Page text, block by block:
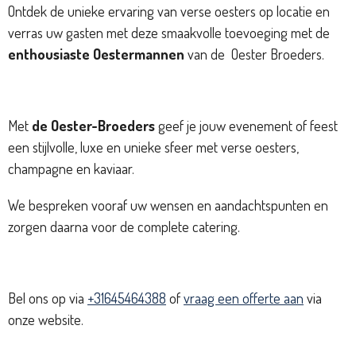
Ontdek de unieke ervaring van verse oesters op locatie en
verras uw gasten met deze smaakvolle toevoeging met de
enthousiaste Oestermannen van de Oester Broeders.
Met de Oester-Broedersgeef je jouw evenement of feest
een stijlvolle, luxe en unieke sfeer met verse oesters,
champagne en kaviaar.
We bespreken vooraf uw wensen en aandachtspunten en
zorgen daarna voor de complete catering.
Bel ons op via +31645464388 ofvraag een offerte aan via
onze website.